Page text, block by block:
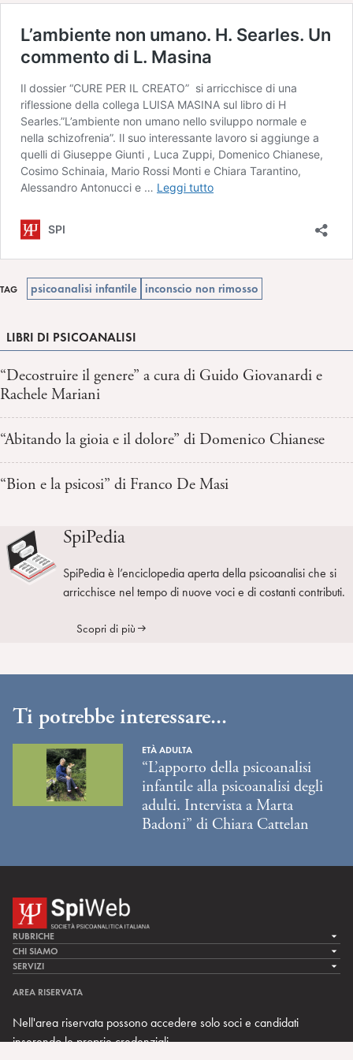
TAG psicoanalisi infantile inconscio non rimosso
LIBRI DI PSICOANALISI
“Decostruire il genere” a cura di Guido Giovanardi e
Rachele Mariani
“Abitando la gioia e il dolore” di Domenico Chianese
“Bion e la psicosi” di Franco De Masi
SpiPedia
SpiPedia è l’enciclopedia aperta della psicoanalisi che si
arricchisce nel tempo di nuove voci e di costanti contributi.
Scopri di più
Ti potrebbe interessare...
ETÀ ADULTA
“L’apporto della psicoanalisi
infantile alla psicoanalisi degli
adulti. Intervista a Marta
Badoni” di Chiara Cattelan
RUBRICHE
LA CURA
LA RICERCA
MULTIMEDIA
CHI SIAMO
LA SPI
TEAM DI SPIWEB
CONTATTI
RIVISTE
SERVIZI
ARCHIVIO STORICO
AREA RISERVATA
Nell'area riservata possono accedere solo soci e candidati
inserendo le proprie credenziali.